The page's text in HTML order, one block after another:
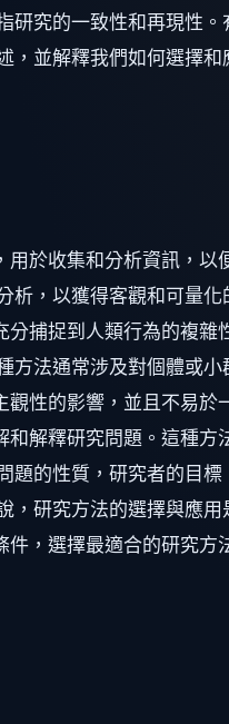
究的一致性和再現性
並解釋我們如何選擇
於收集和分析資訊，
，以獲得客觀和可量
捕捉到人類行為的複
法通常涉及對個體或
性的影響，並且不易
解釋研究問題。這種
的性質，研究者的目
研究方法的選擇與應
，選擇最適合的研究